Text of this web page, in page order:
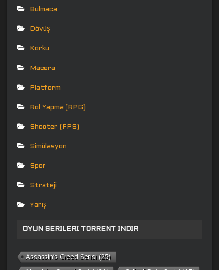
Bulmaca
Dövüş
Korku
Macera
Platform
Rol Yapma (RPG)
Shooter (FPS)
Simülasyon
Spor
Strateji
Yarış
OYUN SERILERI TORRENT İNDIR
Assassin’s Creed Serisi (25)